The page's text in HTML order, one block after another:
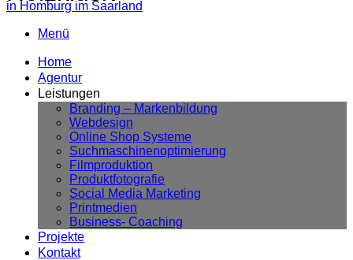
Menü
Home
Agentur
Leistungen
Branding – Markenbildung
Webdesign
Online Shop Systeme
Suchmaschinenoptimierung
Filmproduktion
Produktfotografie
Social Media Marketing
Printmedien
Business- Coaching
Projekte
Kontakt